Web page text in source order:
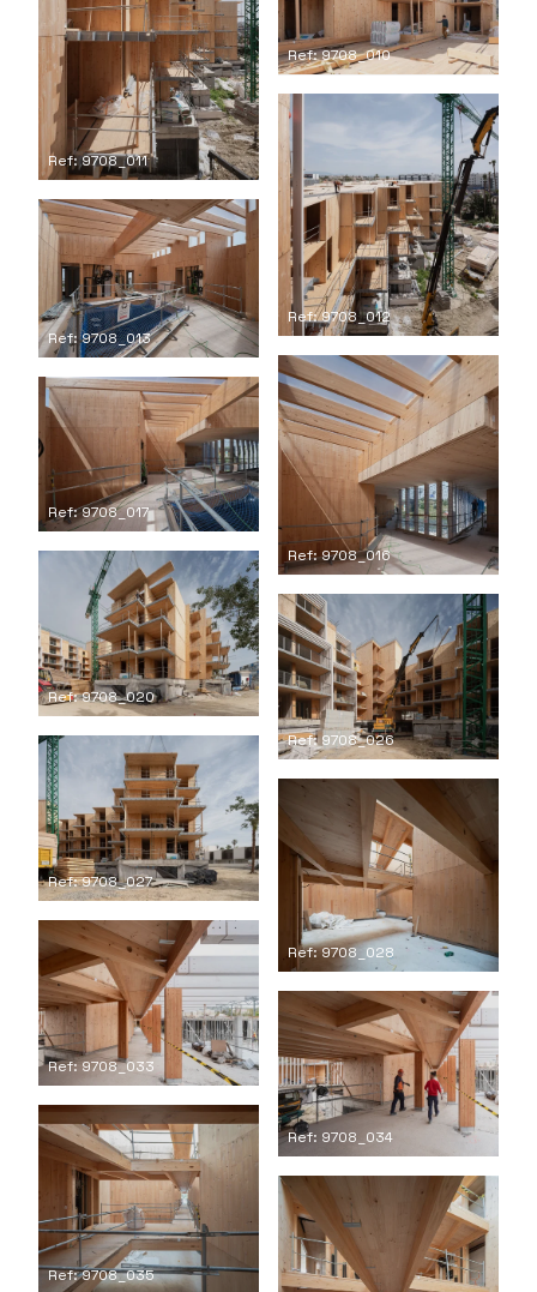
Ref: 9708_010
Ref: 9708_011
Ref: 9708_012
Ref: 9708_013
Ref: 9708_016
Ref: 9708_017
Ref: 9708_020
Ref: 9708_026
Ref: 9708_027
Ref: 9708_028
Ref: 9708_033
Ref: 9708_034
Ref: 9708_035